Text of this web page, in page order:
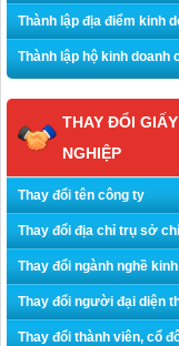
Thành lập địa điểm kinh
Thành lập hộ kinh doanh
THAY ĐỔI
NGHIỆP
Thay đổi tên công ty
Thay đổi địa chỉ trụ sở
Thay đổi ngành nghề
Thay đổi người đại diện
Thay đổi thành viên, cổ